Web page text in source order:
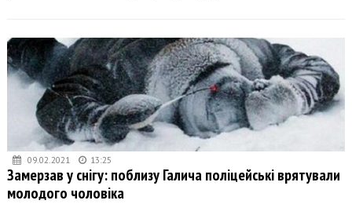
09.02.2021 13:25
Замерзав у снігу: поблизу Галича поліцейські врятували
молодого чоловіка